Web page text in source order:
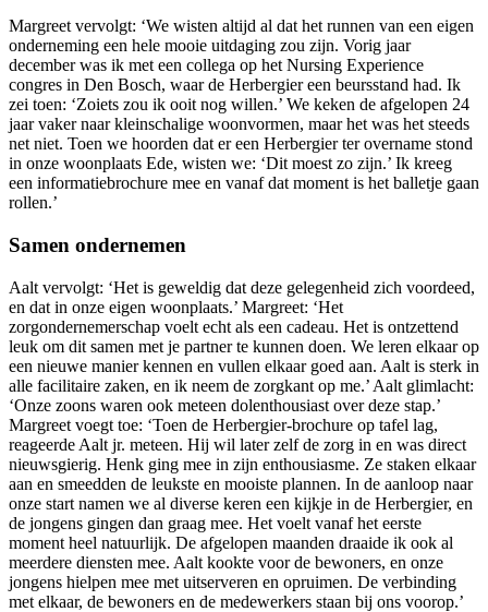
Margreet vervolgt: ‘We wisten altijd al dat het runnen van een eigen
onderneming een hele mooie uitdaging zou zijn. Vorig jaar
december was ik met een collega op het Nursing Experience
congres in Den Bosch, waar de Herbergier een beursstand had. Ik
zei toen: ‘Zoiets zou ik ooit nog willen.’ We keken de afgelopen 24
jaar vaker naar kleinschalige woonvormen, maar het was het steeds
net niet. Toen we hoorden dat er een Herbergier ter overname stond
in onze woonplaats Ede, wisten we: ‘Dit moest zo zijn.’ Ik kreeg
een informatiebrochure mee en vanaf dat moment is het balletje gaan
rollen.’
Samen ondernemen
Aalt vervolgt: ‘Het is geweldig dat deze gelegenheid zich voordeed,
en dat in onze eigen woonplaats.’ Margreet: ‘Het
zorgondernemerschap voelt echt als een cadeau. Het is ontzettend
leuk om dit samen met je partner te kunnen doen. We leren elkaar op
een nieuwe manier kennen en vullen elkaar goed aan. Aalt is sterk in
alle facilitaire zaken, en ik neem de zorgkant op me.’ Aalt glimlacht:
‘Onze zoons waren ook meteen dolenthousiast over deze stap.’
Margreet voegt toe: ‘Toen de Herbergier-brochure op tafel lag,
reageerde Aalt jr. meteen. Hij wil later zelf de zorg in en was direct
nieuwsgierig. Henk ging mee in zijn enthousiasme. Ze staken elkaar
aan en smeedden de leukste en mooiste plannen. In de aanloop naar
onze start namen we al diverse keren een kijkje in de Herbergier, en
de jongens gingen dan graag mee. Het voelt vanaf het eerste
moment heel natuurlijk. De afgelopen maanden draaide ik ook al
meerdere diensten mee. Aalt kookte voor de bewoners, en onze
jongens hielpen mee met uitserveren en opruimen. De verbinding
met elkaar, de bewoners en de medewerkers staan bij ons voorop.’